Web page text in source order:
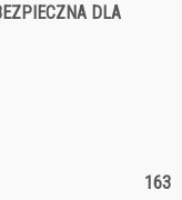
DLA
163